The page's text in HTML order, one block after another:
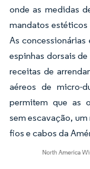
onde as medidas
mandatos
As concessionárias
espinhas dorsais
receitas de
aéreos de micro-
permitem que as
sem escavação,
fios e cabos da